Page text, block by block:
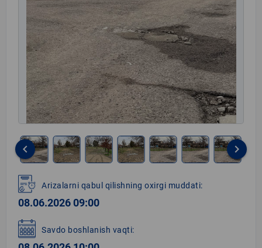
1
of
10
keyboard_arrow_left keyboard_arrow_right
Arizalarni qabul qilishning oxirgi muddati:
08.06.2026 09:00
Savdo boshlanish vaqti: